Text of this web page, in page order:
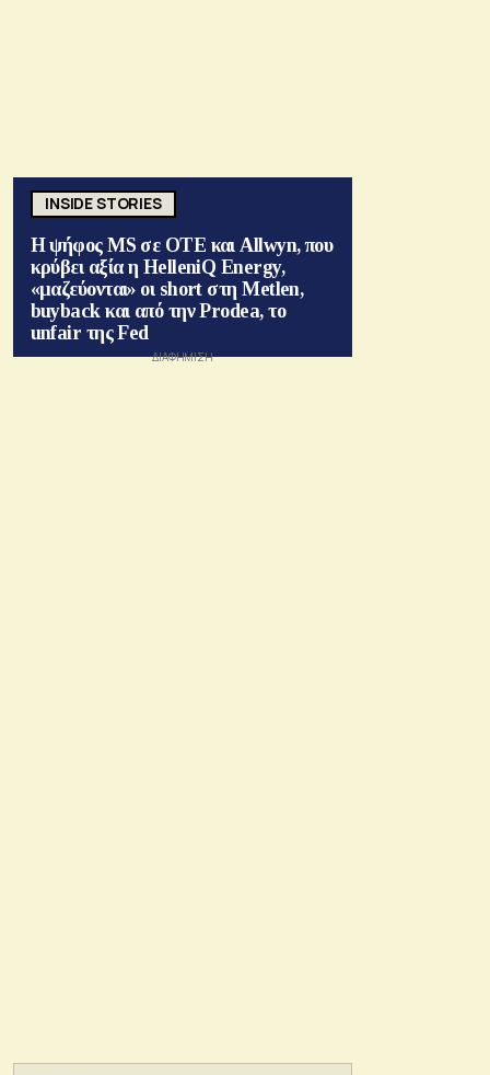
INSIDE STORIES
Η ψήφος MS σε ΟΤΕ και Allwyn, που
κρύβει αξία η HelleniQ Energy,
«μαζεύονται» οι short στη Metlen,
buyback και από την Prodea, το
unfair της Fed